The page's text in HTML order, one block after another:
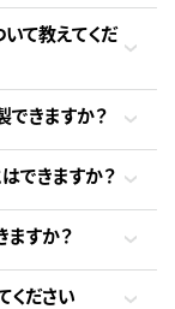
て教えてくだ
できますか？
できますか？
ますか？
ください